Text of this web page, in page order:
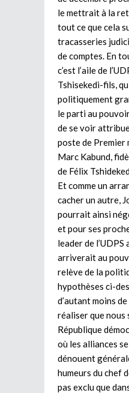
le mettrait à la
tout ce que cela
tracasseries
de comptes. En
c’est l’aile de
Tshisekedi-fils,
politiquement
le parti au
de se voir
poste de Premier
Marc Kabund,
de Félix
Et comme un
cacher un autre,
pourrait ainsi
et pour ses
leader de l’UDPS
arriverait au
relève de la
hypothèses ci-
d’autant moins
réaliser que nous
République
où les alliances
dénouent
humeurs du chef
pas exclu que